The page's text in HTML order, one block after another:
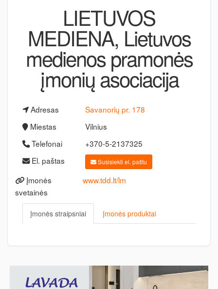
LIETUVOS
MEDIENA, Lietuvos
medienos pramonės
įmonių asociacija
Adresas
Savanorių pr. 178
Miestas
Vilnius
Telefonai
+370-5-2137325
El. paštas
Susisiekti el. paštu
Įmonės
svetainės
www.tdd.lt/lm
Įmonės straipsniai Įmonės produktai